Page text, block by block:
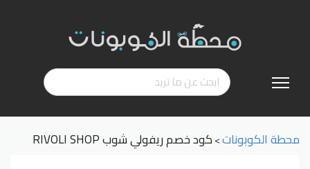
إلى
محطة الكوبونات>كود خصم ريفولي شوب RIVOLI SHOP